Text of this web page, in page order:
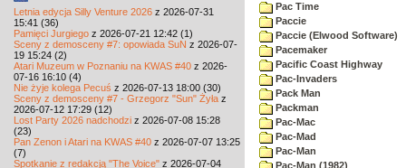
Letnia edycja Silly Venture 2026 z 2026-07-31
15:41 (36)
Pamięci Jurgiego z 2026-07-21 12:42 (1)
Sceny z demosceny #7: opowiada SuN z 2026-07-
19 15:24 (2)
Atari Muzeum w Poznaniu na KWAS #40 z 2026-
07-16 16:10 (4)
Nie żyje kolega Pecuś z 2026-07-13 18:00 (30)
Sceny z demosceny #7 - Grzegorz "Sun" Żyła z
2026-07-12 17:29 (12)
Lost Party 2026 nadchodzi z 2026-07-08 15:28
(23)
Pan Zenon i Atari na KWAS #40 z 2026-07-07 13:25
(7)
Spotkanie z redakcją "The Voice" z 2026-07-04
Pac Time
Paccie
Paccie (Elwood Software)
Pacemaker
Pacific Coast Highway
Pac-Invaders
Pack Man
Packman
Pac-Mac
Pac-Mad
Pac-Man
Pac-Man (1982)